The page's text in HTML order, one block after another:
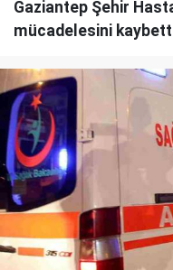
Gaziantep Şehir
mücadelesini